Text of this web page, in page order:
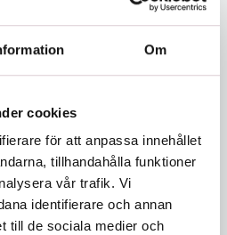
Om
cookies
för att anpassa innehållet
tillhandahålla funktioner
vår trafik. Vi
identifierare och annan
till de sociala medier och